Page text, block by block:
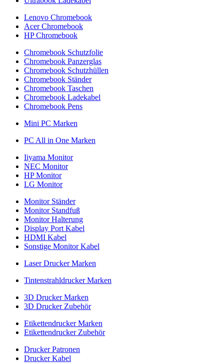
Lenovo Chromebook
Acer Chromebook
HP Chromebook
Chromebook Schutzfolie
Chromebook Panzerglas
Chromebook Schutzhüllen
Chromebook Ständer
Chromebook Taschen
Chromebook Ladekabel
Chromebook Pens
Mini PC Marken
PC All in One Marken
Iiyama Monitor
NEC Monitor
HP Monitor
LG Monitor
Monitor Ständer
Monitor Standfuß
Monitor Halterung
Display Port Kabel
HDMI Kabel
Sonstige Monitor Kabel
Laser Drucker Marken
Tintenstrahldrucker Marken
3D Drucker Marken
3D Drucker Zubehör
Etikettendrucker Marken
Etikettendrucker Zubehör
Drucker Patronen
Drucker Kabel